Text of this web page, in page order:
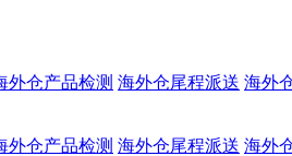
外仓产品检测 海外仓尾程派送 海外
外仓产品检测 海外仓尾程派送 海外